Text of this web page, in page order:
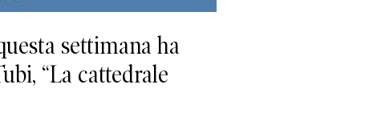
settimana ha
“La cattedrale